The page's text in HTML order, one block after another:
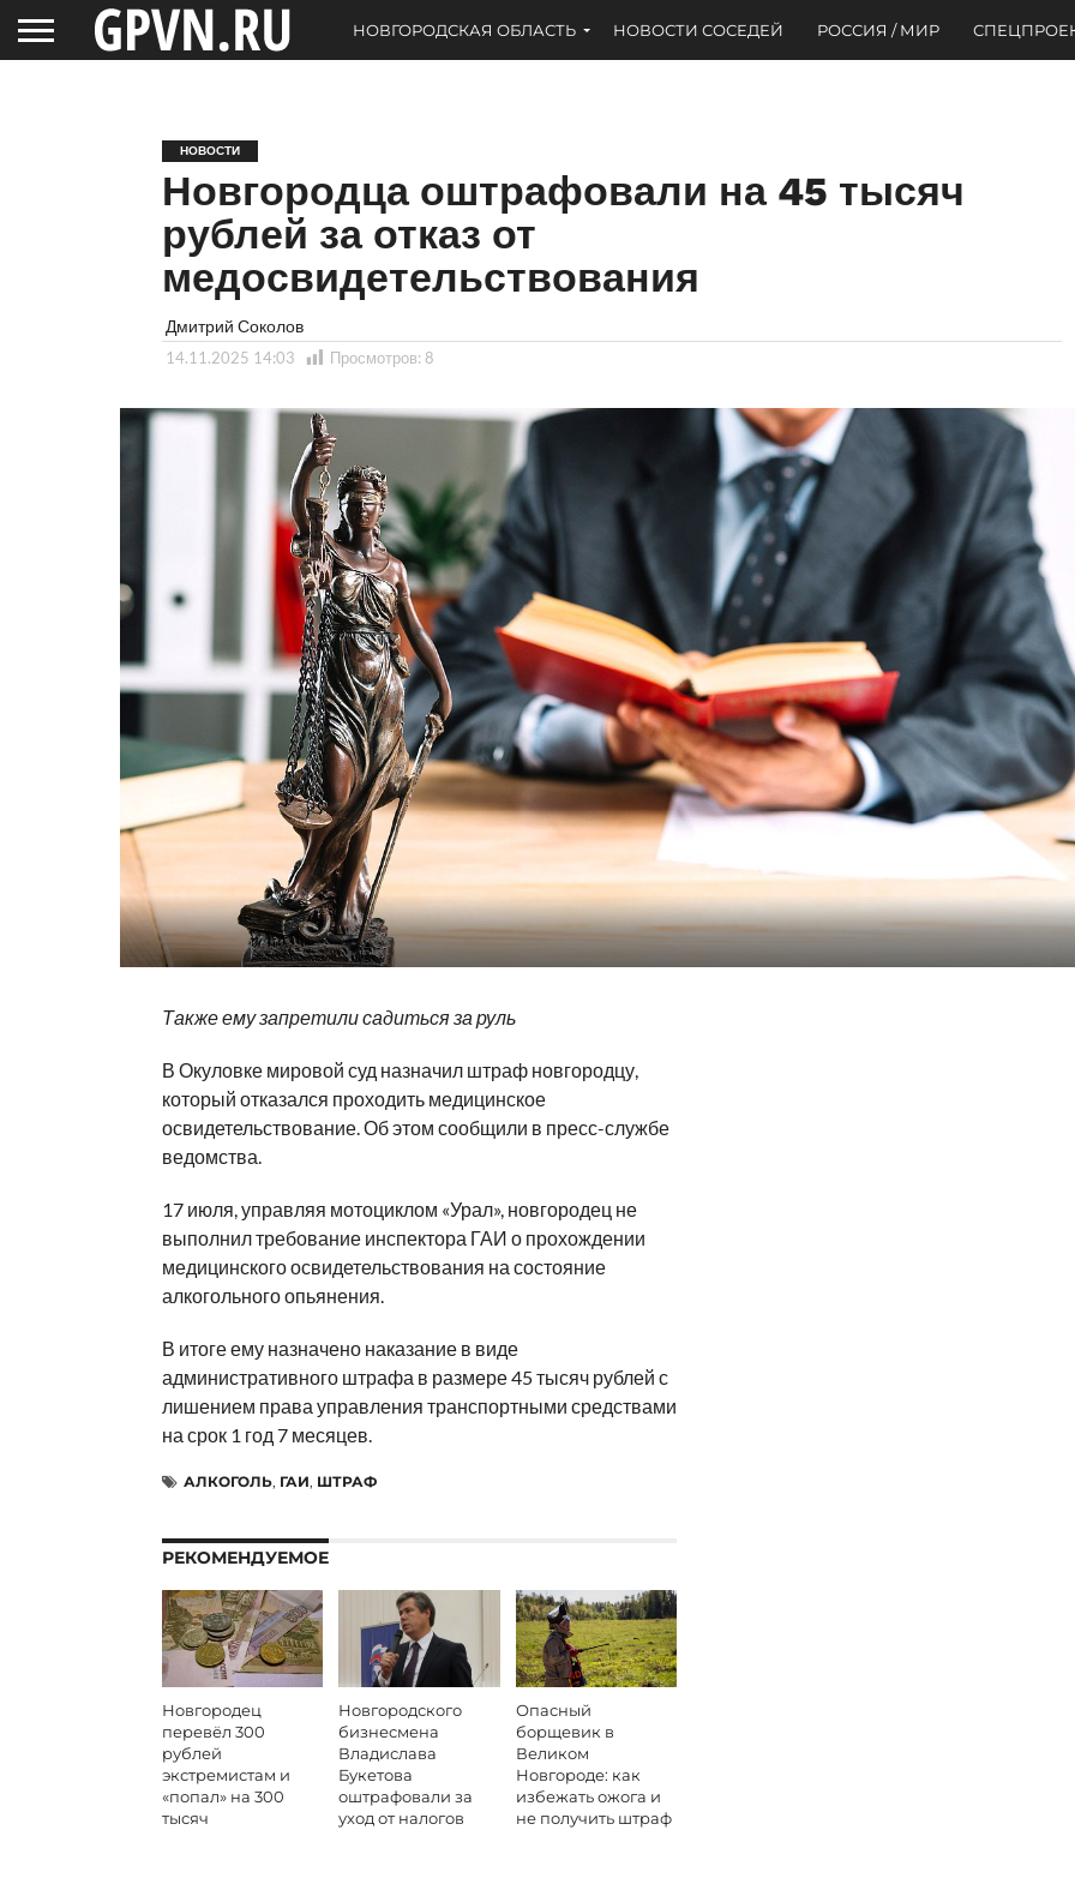
НОВГОРОДСКАЯ ОБЛАСТЬ НОВОСТИ СОСЕДЕЙ РОССИЯ / МИР
НОВОСТИ
Новгородца оштрафовали на 45 тысяч
рублей за отказ от
медосвидетельствования
Дмитрий Соколов
14.11.2025 14:03 Просмотров: 8
Также ему запретили садиться за руль
В Окуловке мировой суд назначил штраф новгородцу,
который отказался проходить медицинское
освидетельствование. Об этом сообщили в пресс-службе
ведомства.
17 июля, управляя мотоциклом «Урал», новгородец не
выполнил требование инспектора ГАИ о прохождении
медицинского освидетельствования на состояние
алкогольного опьянения.
В итоге ему назначено наказание в виде
административного штрафа в размере 45 тысяч рублей с
лишением права управления транспортными средствами
на срок 1 год 7 месяцев.
АЛКОГОЛЬ, ГАИ, ШТРАФ
РЕКОМЕНДУЕМОЕ
Новгородец
перевёл 300
рублей
экстремистам и
«попал» на 300
тысяч
Новгородского
бизнесмена
Владислава
Букетова
оштрафовали за
уход от налогов
Опасный
борщевик в
Великом
Новгороде: как
избежать ожога и
не получить штраф